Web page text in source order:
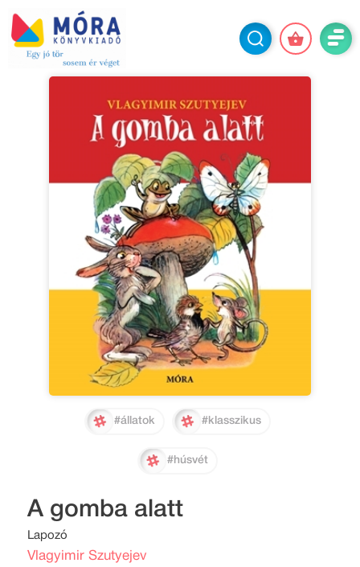
#állatok #klasszikus
#húsvét
A gomba alatt
Lapozó
Vlagyimir Szutyejev